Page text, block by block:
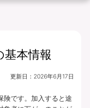
基本情報
更新日： 2026年6月17日
険です。加入すると途